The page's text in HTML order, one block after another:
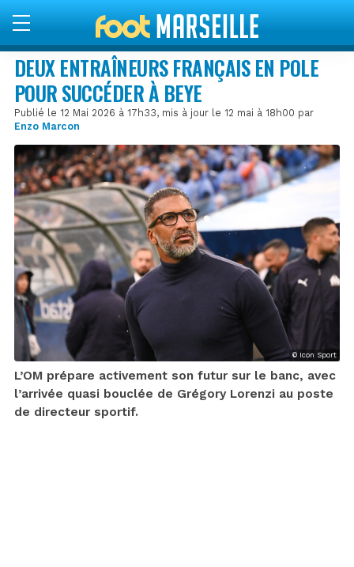
DEUX ENTRAÎNEURS FRANÇAIS EN POLE
POUR SUCCÉDER À BEYE
Publié le 12 Mai 2026 à 17h33, mis à jour le 12 mai à 18h00 par
Enzo Marcon
© Icon Sport
L’OM prépare activement son futur sur le banc, avec
l’arrivée quasi bouclée de Grégory Lorenzi au poste
de directeur sportif.